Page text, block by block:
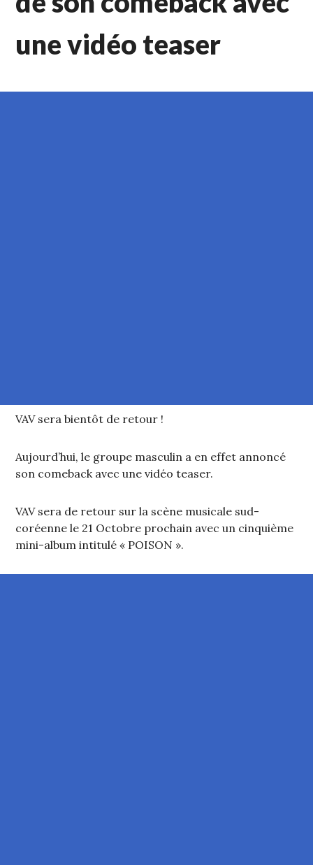
une vidéo teaser
VAV sera bientôt de retour !
Aujourd’hui, le groupe masculin a en effet annoncé
son comeback avec une vidéo teaser.
VAV sera de retour sur la scène musicale sud-
coréenne le 21 Octobre prochain avec un cinquième
mini-album intitulé « POISON ».